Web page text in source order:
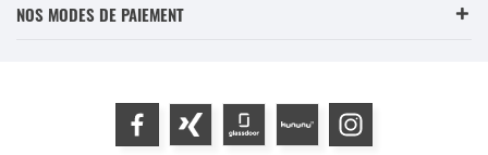
NOS MODES DE PAIEMENT